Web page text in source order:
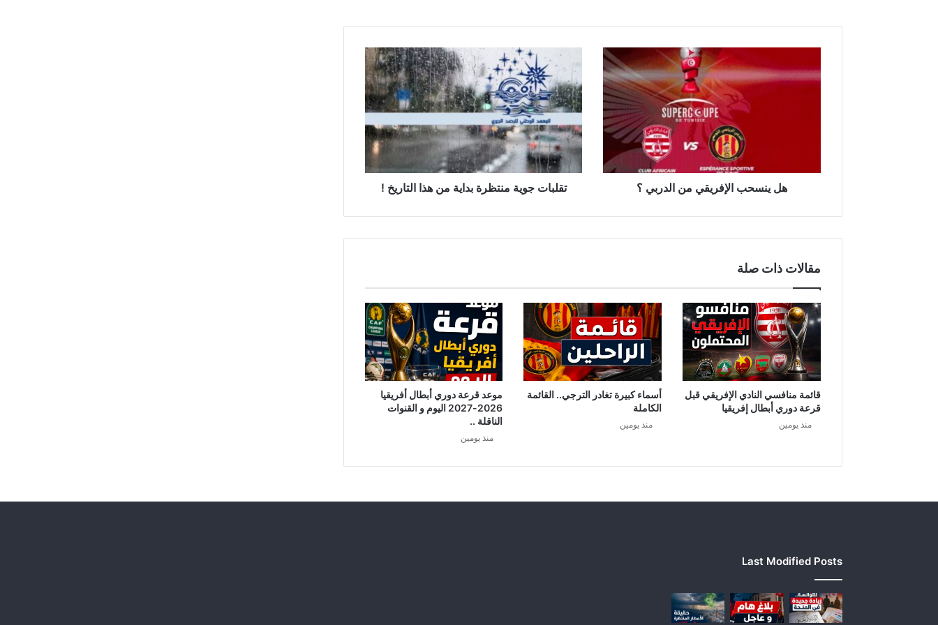
ل
ي
ل
ر
م
ن
ا
ل
ب
ي
؟
هل ينسحب الإفريقي من الدربي ؟
ل
ب
ا
ت
ج
و
ي
ن
ب
د
ا
ي
ة
م
ن
ه
ت
تقلبات جوية منتظرة بداية من هذا التاريخ !
مقالات ذات صلة
قائمة منافسي النادي الإفريقي قبل
قرعة دوري أبطال إفريقيا
منذ يومين
أسماء كبيرة تغادر الترجي.. القائمة
الكاملة
منذ يومين
موعد قرعة دوري أبطال أفريقيا
2026-2027 اليوم و القنوات
الناقلة ..
منذ يومين
Last Modified Posts